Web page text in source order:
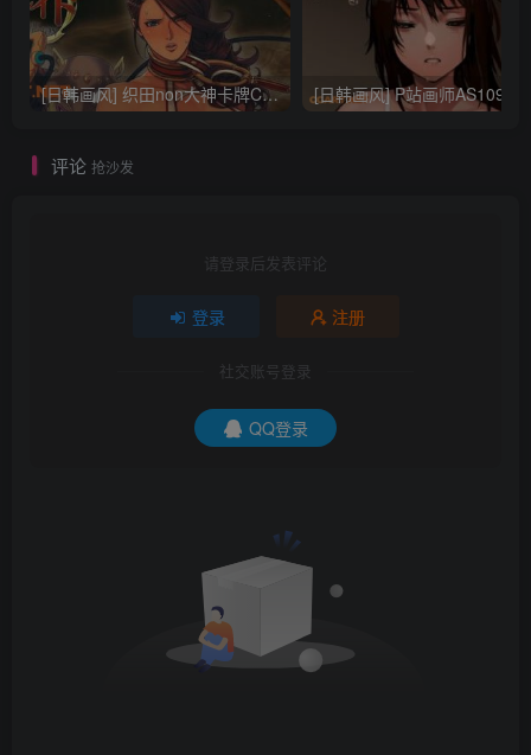
[日韩画风] 织田non大神卡牌CG插画设计画集256P 161M_CG原画资源
评论 抢沙发
请登录后发表评论
登录 注册
社交账号登录
QQ登录